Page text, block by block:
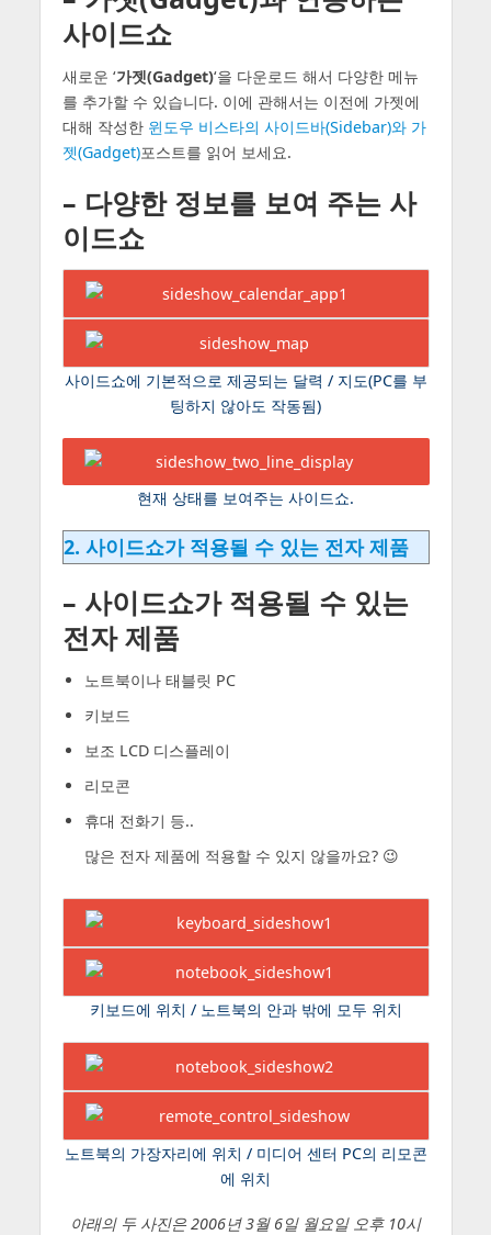
사이드쇼
새로운 ‘가젯(Gadget)‘을 다운로드 해서 다양한 메뉴
를 추가할 수 있습니다. 이에 관해서는 이전에 가젯에
대해 작성한 윈도우 비스타의 사이드바(Sidebar)와 가
젯(Gadget)포스트를 읽어 보세요.
– 다양한 정보를 보여 주는 사
이드쇼
사이드쇼에 기본적으로 제공되는 달력 / 지도(PC를 부
팅하지 않아도 작동됨)
현재 상태를 보여주는 사이드쇼.
2. 사이드쇼가 적용될 수 있는 전자 제품
– 사이드쇼가 적용될 수 있는
전자 제품
노트북이나 태블릿 PC
키보드
보조 LCD 디스플레이
리모콘
휴대 전화기 등..
많은 전자 제품에 적용할 수 있지 않을까요? 😉
키보드에 위치 / 노트북의 안과 밖에 모두 위치
노트북의 가장자리에 위치 / 미디어 센터 PC의 리모콘
에 위치
아래의 두 사진은 2006년 3월 6일 월요일 오후 10시